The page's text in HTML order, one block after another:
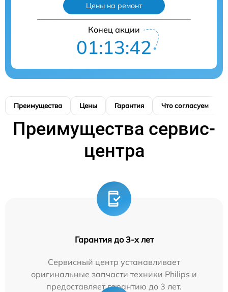
Цены на ремонт
Конец акции
01:13:41
Преимущества Цены Гарантия Что согласуем
Преимущества сервис-
центра
Гарантия до 3-х лет
Сервисный центр устанавливает
оригинальные запчасти техники Philips и
предоставляет гарантию до 3 лет.